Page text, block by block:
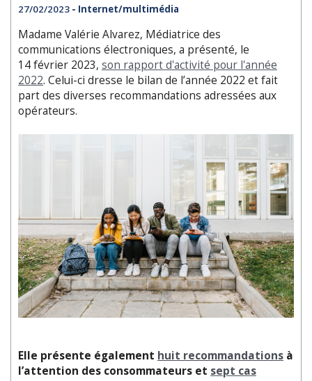
27/02/2023 - Internet/multimédia
Madame Valérie Alvarez, Médiatrice des
communications électroniques, a présenté, le
14 février 2023, son rapport d'activité pour l'année
2022. Celui-ci dresse le bilan de l’année 2022 et fait
part des diverses recommandations adressées aux
opérateurs.
Elle présente également huit recommandations à
l’attention des consommateurs et sept cas